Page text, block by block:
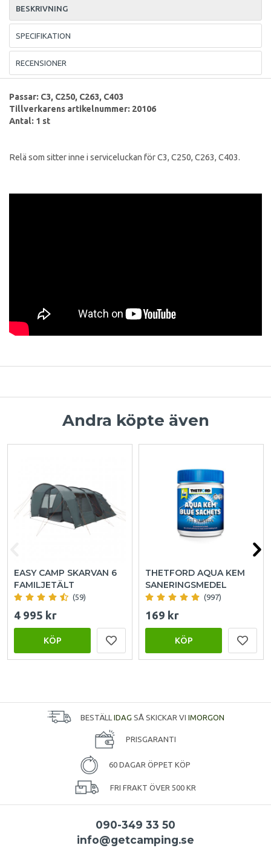
BESKRIVNING
SPECIFIKATION
RECENSIONER
Passar: C3, C250, C263, C403
Tillverkarens artikelnummer: 20106
Antal: 1 st
Relä som sitter inne i serviceluckan för C3, C250, C263, C403.
Andra köpte även
EASY CAMP SKARVAN 6
FAMILJETÄLT
(59)
4 995 kr
KÖP
THETFORD AQUA KEM
SANERINGSMEDEL
(997)
169 kr
KÖP
BESTÄLL IDAG SÅ SKICKAR VI IMORGON
PRISGARANTI
60 DAGAR ÖPPET KÖP
FRI FRAKT ÖVER 500 KR
090-349 33 50
info@getcamping.se